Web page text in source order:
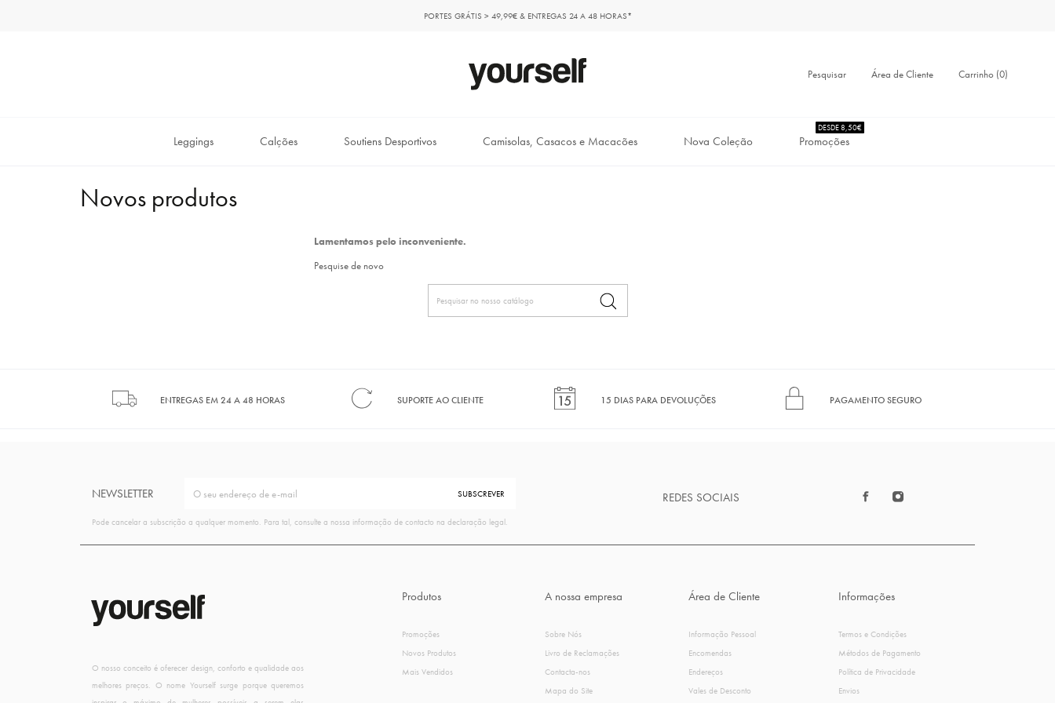
PORTES GRÁTIS > 49,99€ & ENTREGAS 24 A 48 HORAS*
Pesquisar Área de Cliente Carrinho (0)
Leggings Calções Soutiens Desportivos Camisolas, Casacos e Macacões Nova Coleção Promoções
DESDE 8,50€
Novos produtos
Lamentamos pelo inconveniente.
Pesquise de novo
ENTREGAS EM 24 A 48 HORAS SUPORTE AO CLIENTE 15 DIAS PARA DEVOLUÇÕES PAGAMENTO SEGURO
NEWSLETTER
Pode cancelar a subscrição a qualquer momento. Para tal, consulte a nossa informação de contacto na declaração legal.
REDES SOCIAIS
O nosso conceito é oferecer design, conforto e qualidade aos
melhores preços. O nome Yourself surge porque queremos
Produtos
Promoções
Novos Produtos
Mais Vendidos
A nossa empresa
Sobre Nós
Livro de Reclamações
Contacta-nos
Mapa do Site
Área de Cliente
Informação Pessoal
Encomendas
Endereços
Vales de Desconto
Informações
Termos e Condições
Métodos de Pagamento
Política de Privacidade
Envios